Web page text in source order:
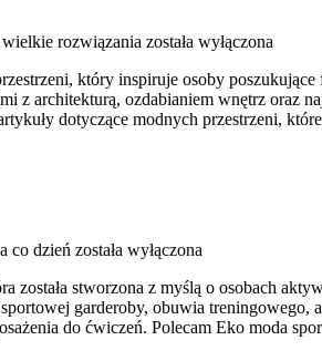
wielkie rozwiązania została wyłączona
który inspiruje osoby
z architekturą, ozdabianiem wnętrz
dotyczące modnych przestrzeni,
co dzień została wyłączona
stworzona z myślą o osobach
garderoby, obuwia
do ćwiczeń. Polecam Eko moda